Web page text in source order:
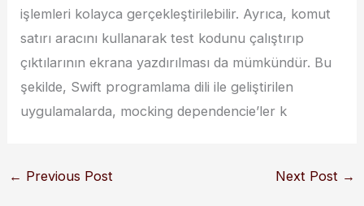
işlemleri kolayca gerçekleştirilebilir. Ayrıca, komut
satırı aracını kullanarak test kodunu çalıştırıp
çıktılarının ekrana yazdırılması da mümkündür. Bu
şekilde, Swift programlama dili ile geliştirilen
uygulamalarda, mocking dependencie’ler k
← Previous Post Next Post →